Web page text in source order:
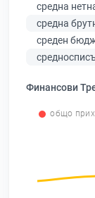
средна
средна
среден
Финансови
общо